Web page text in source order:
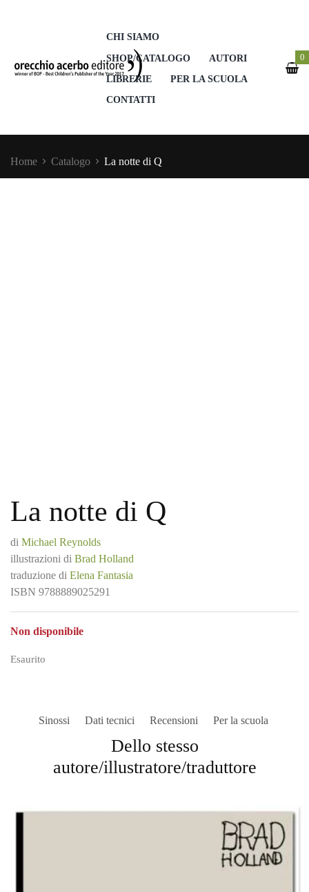
CHI SIAMO
SHOP/CATALOGO
AUTORI
LIBRERIE
PER LA SCUOLA
CONTATTI
0
Home Catalogo La notte di Q
La notte di Q
di Michael Reynolds
illustrazioni di Brad Holland
traduzione di Elena Fantasia
ISBN 9788889025291
Non disponibile
Esaurito
Sinossi Dati tecnici Recensioni Per la scuola
Dello stesso
autore/illustratore/traduttore